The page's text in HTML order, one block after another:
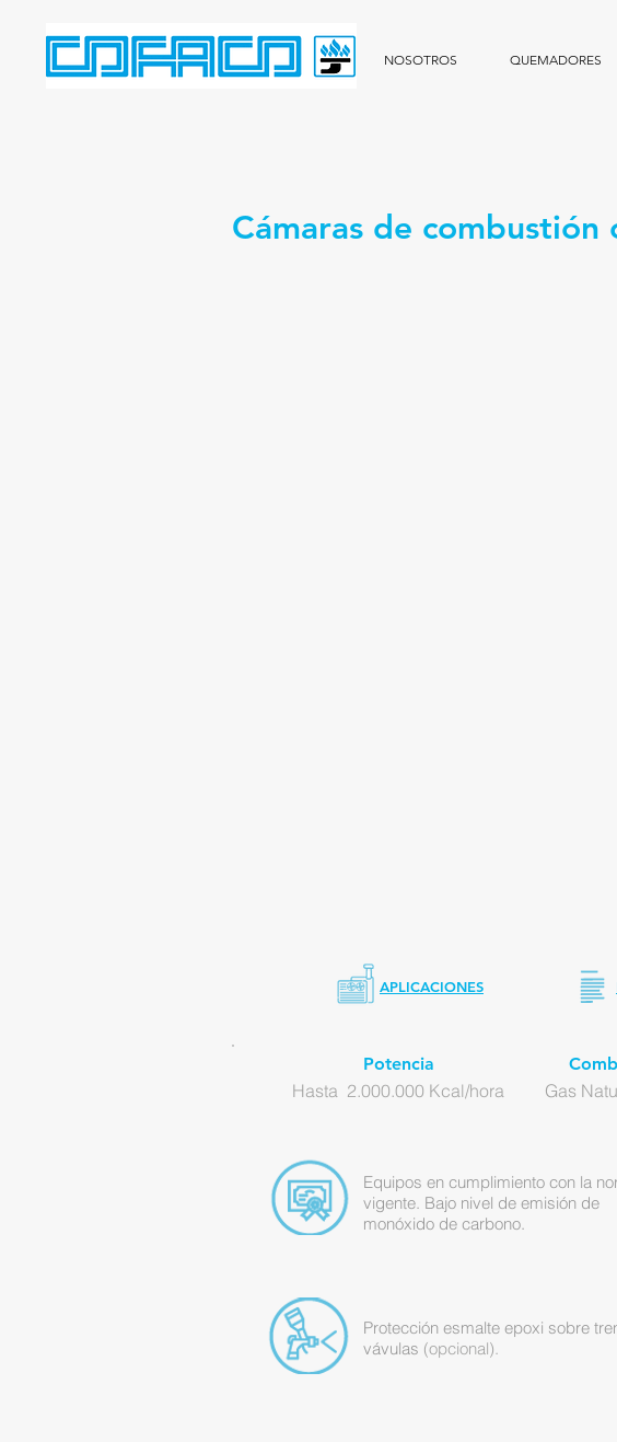
NOSOTROS QUEMADORES
Cámaras de combustión
APLICACIONES
Gas
Potencia
Hasta 2.000.000 Kcal/hora
Equipos en cumplimiento con la
vigente. Bajo nivel de emisión de
monóxido de carbono.
Protección esmalte epoxi sobre
vávulas (opcional).